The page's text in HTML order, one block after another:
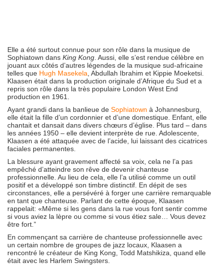
Elle a été surtout connue pour son rôle dans la musique de
Sophiatown dans King Kong . Aussi, elle s’est rendue célèbre en
jouant aux côtés d’autres légendes de la musique sud-africaine
telles que Hugh Masekela , Abdullah Ibrahim et Kippie Moeketsi.
Klaasen était dans la production originale d’Afrique du Sud et a
repris son rôle dans la très populaire London West End
production en 1961.
Ayant grandi dans la banlieue de Sophiatown à Johannesburg,
elle était la fille d’un cordonnier et d’une domestique. Enfant, elle
chantait et dansait dans divers chœurs d’église. Plus tard – dans
les années 1950 – elle devient interprète de rue. Adolescente,
Klaasen a été attaquée avec de l’acide, lui laissant des cicatrices
faciales permanentes.
La blessure ayant gravement affecté sa voix, cela ne l’a pas
empêché d’atteindre son rêve de devenir chanteuse
professionnelle. Au lieu de cela, elle l’a utilisé comme un outil
positif et a développé son timbre distinctif. En dépit de ses
circonstances, elle a persévéré à forger une carrière remarquable
en tant que chanteuse. Parlant de cette époque, Klaasen
rappelait: «Même si les gens dans la rue vous font sentir comme
si vous aviez la lèpre ou comme si vous étiez sale… Vous devez
être fort.”
En commençant sa carrière de chanteuse professionnelle avec
un certain nombre de groupes de jazz locaux, Klaasen a
rencontré le créateur de King Kong, Todd Matshikiza, quand elle
était avec les Harlem Swingsters.